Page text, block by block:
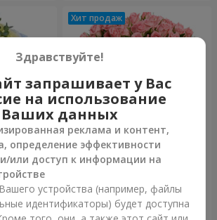
Цветы в коробке "Розовый
оазис"
8 749 грн
Здравствуйте!
запрашивает у Вас
на использование
Ваших данных
реклама и контент,
определение эффективности
или доступ к информации на
устройства (например, файлы
идентификаторы) будет доступна